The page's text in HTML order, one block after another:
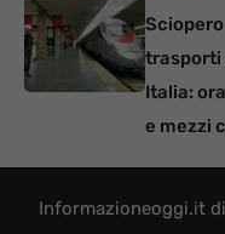
trasporti
Italia:
e mezzi
Informazioneoggi.it